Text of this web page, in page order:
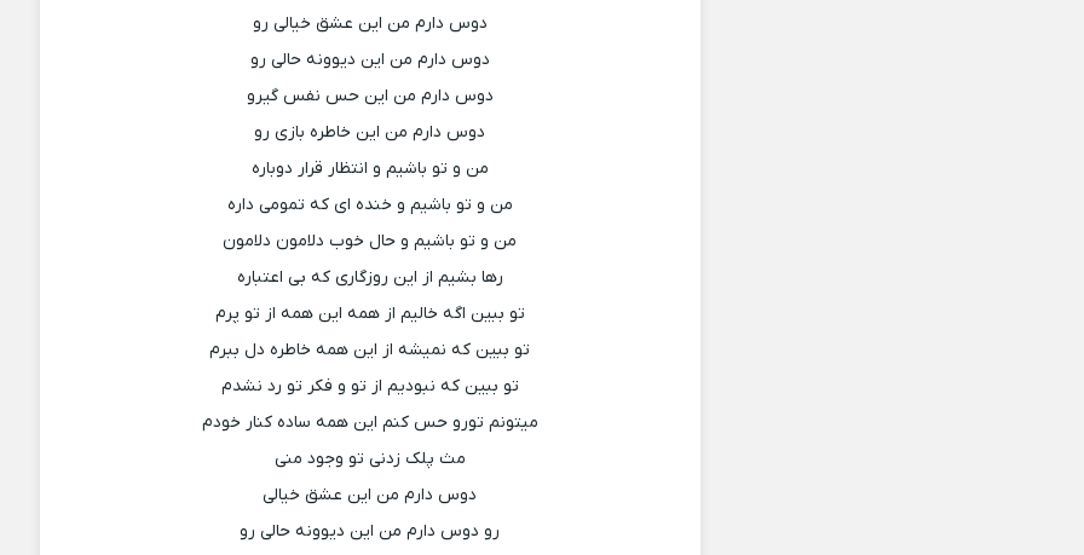
دوس دارم من این عشق خیالی رو
دوس دارم من این دیوونه حالی رو
دوس دارم من این حس نفس گیرو
دوس دارم من این خاطره بازی رو
من و تو باشیم و انتظار قرار دوباره
من و تو باشیم و خنده ای که تمومی داره
من و تو باشیم و حال خوب دلامون دلامون
رها بشیم از این روزگاری که بی اعتباره
تو ببین اگه خالیم از همه این همه از تو پرم
تو ببین که نمیشه از این همه خاطره دل ببرم
تو ببین که نبودیم از تو و فکر تو رد نشدم
میتونم تورو حس کنم این همه ساده کنار خودم
مث پلک زدنی تو وجود منی
دوس دارم من این عشق خیالی
رو دوس دارم من این دیوونه حالی رو